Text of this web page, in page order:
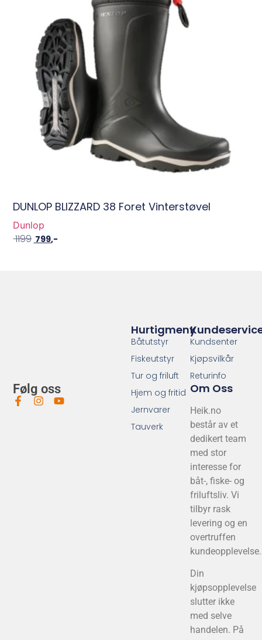
DUNLOP BLIZZARD 38 Foret Vinterstøvel
Dunlop
1199 799,-
Følg oss
Kundsenter
Kjøpsvilkår
Returinfo
Om Oss
Heik.no
består av et
dedikert team
med stor
interesse for
båt-, fiske- og
friluftsliv. Vi
tilbyr rask
levering og en
overtruffen
kundeopplevelse.
Din
kjøpsopplevelse
slutter ikke
med selve
handelen. På
Hurtigmeny
Båtutstyr
Fiskeutstyr
Tur og friluft
Hjem og fritid
Jernvarer
Tauverk